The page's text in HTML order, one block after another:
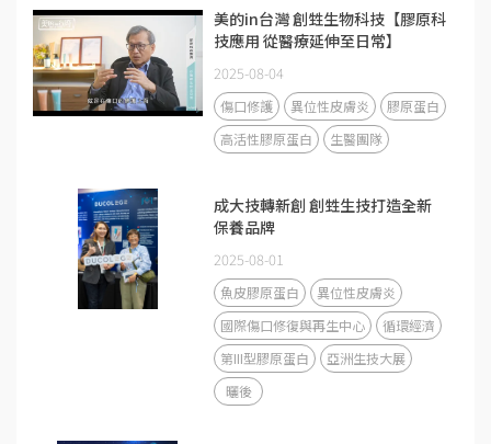
美的in台灣 創甡生物科技【膠原科
技應用 從醫療延伸至日常】
2025-08-04
傷口修護 異位性皮膚炎
膠原蛋白
高活性膠原蛋白
生醫團隊
成大技轉新創 創甡生技打造全新
保養品牌
2025-08-01
魚皮膠原蛋白
異位性皮膚炎
國際傷口修復與再生中心
循環經濟
第III型膠原蛋白
亞洲生技大展
曬後